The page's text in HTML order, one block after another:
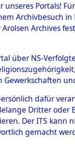
Portals!
Archivbesuch
Archives
über NS-
dafür
Dritter
Der ITS
gemacht